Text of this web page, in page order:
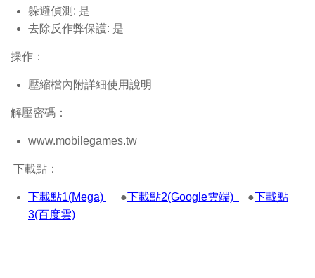
躲避偵測: 是
去除反作弊保護: 是
操作：
壓縮檔內附詳細使用說明
解壓密碼：
www.mobilegames.tw
下載點：
下載點1(Mega) ●下載點2(Google雲端) ●下載點
3(百度雲)